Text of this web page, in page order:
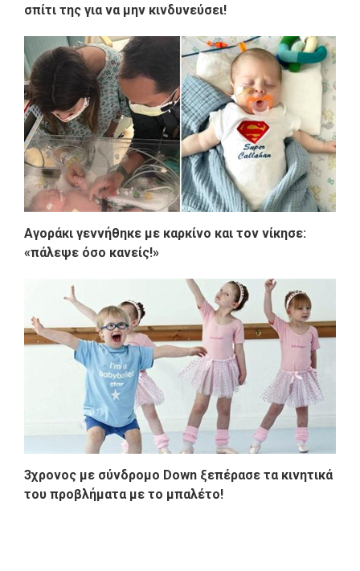
σπίτι της για να μην κινδυνεύσει!
Αγοράκι γεννήθηκε με καρκίνο και τον νίκησε:
«πάλεψε όσο κανείς!»
3χρονος με σύνδρομο Down ξεπέρασε τα κινητικά
του προβλήματα με το μπαλέτο!